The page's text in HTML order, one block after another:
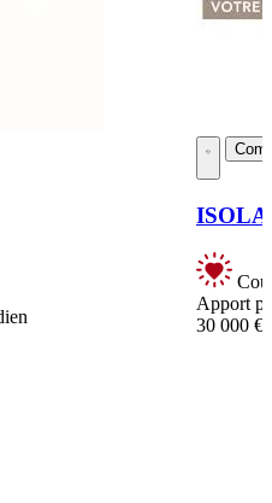
Apport
30 000 €